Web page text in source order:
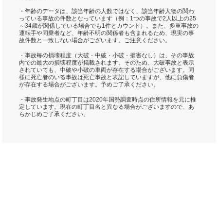
・年齢のデータは、該当年齢の人数ではなく、該当年齢人物の関わ
っている事故の件数となっています（例：1つの事故で2人以上の25
～34歳が関係している場合でも1件とカウント）。また、多重事故の
運転手や同乗者など、年齢不明の関係者も含まれるため、現実の事
故件数と一致しない場合がございます。ご注意ください。
・事故毎の損壊程度（大破・中破・小破・損害なし）は、その事故
内での最大の損壊程度が掲載されます。そのため、大破事故と表示
されていても、中破や小破の車両が存在する場合がございます。同
様に死亡者のいる事故は死亡事故と表記していますが、他に負傷者
が存在する場合がございます。予めご了承ください。
・事故発生地点の町丁目は2020年国勢調査時点の住所情報を元に推
定しています。現在の町丁目名と異なる場合がございますので、あ
らかじめご了承ください。